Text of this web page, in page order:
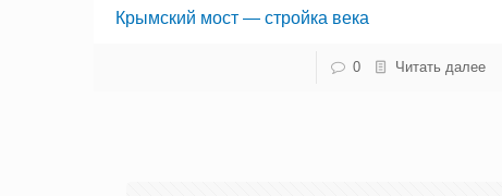
Крымский мост — стройка века
0 Читать далее